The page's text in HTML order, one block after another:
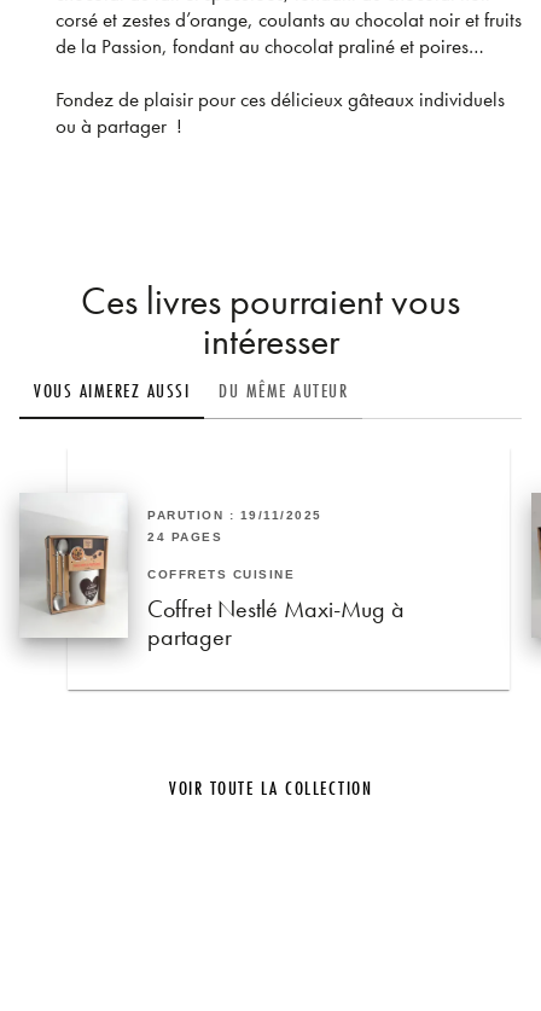
corsé et zestes d’orange, coulants au chocolat noir et fruits
de la Passion, fondant au chocolat praliné et poires…
Fondez de plaisir pour ces délicieux gâteaux individuels
ou à partager !
Ces livres pourraient vous
intéresser
VOUS AIMEREZ AUSSI DU MÊME AUTEUR
PARUTION : 19/11/2025
24 PAGES
COFFRETS CUISINE
Coffret Nestlé Maxi-Mug à
partager
VOIR TOUTE LA COLLECTION